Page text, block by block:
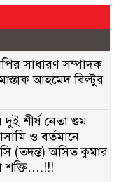
সাধারণ সম্পাদক
আহমেদ বিল্টুর
দুই শীর্ষ নেতা গুম
ও বর্তমানে
(তদন্ত) অসিত কুমার
শক্তি….!!!